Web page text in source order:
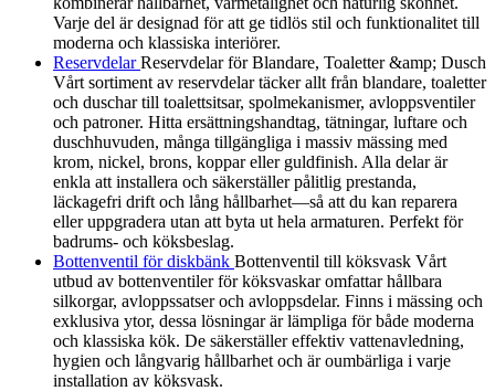
Varje del är designad för att ge tidlös stil och funktionalitet till
moderna och klassiska interiörer.
ReservdelarReservdelar för Blandare, Toaletter &amp; Dusch
Vårt sortiment av reservdelar täcker allt från blandare, toaletter
och duschar till toalettsitsar, spolmekanismer, avloppsventiler
och patroner. Hitta ersättningshandtag, tätningar, luftare och
duschhuvuden, många tillgängliga i massiv mässing med
krom, nickel, brons, koppar eller guldfinish. Alla delar är
enkla att installera och säkerställer pålitlig prestanda,
läckagefri drift och lång hållbarhet—så att du kan reparera
eller uppgradera utan att byta ut hela armaturen. Perfekt för
badrums- och köksbeslag.
Bottenventil för diskbänk Bottenventil till köksvask Vårt
utbud av bottenventiler för köksvaskar omfattar hållbara
silkorgar, avloppssatser och avloppsdelar. Finns i mässing och
exklusiva ytor, dessa lösningar är lämpliga för både moderna
och klassiska kök. De säkerställer effektiv vattenavledning,
hygien och långvarig hållbarhet och är oumbärliga i varje
installation av köksvask.